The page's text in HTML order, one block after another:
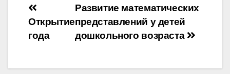
Навигация
по
Развитие математических
представлений у детей
дошкольного возраста
Открытие
года